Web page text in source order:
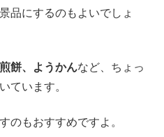
品にするのもよいでしょ
餅、ようかんなど、ちょっ
ています。
のもおすすめですよ。